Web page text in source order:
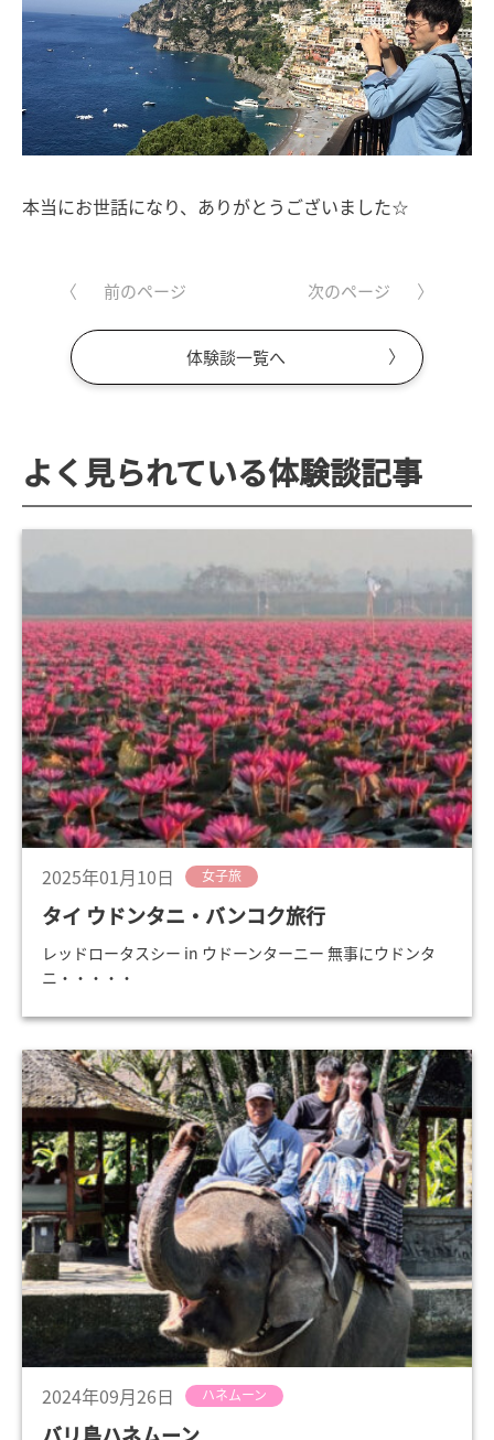
本当にお世話になり、ありがとうございました☆
前のページ
体験談一覧へ
次のページ
よく見られている体験談記事
2025年01月10日 女子旅
タイ ウドンタニ・バンコク旅行
レッドロータスシー in ウドーンターニー 無事にウドンタ
ニ・・・・・
2024年09月26日 ハネムーン